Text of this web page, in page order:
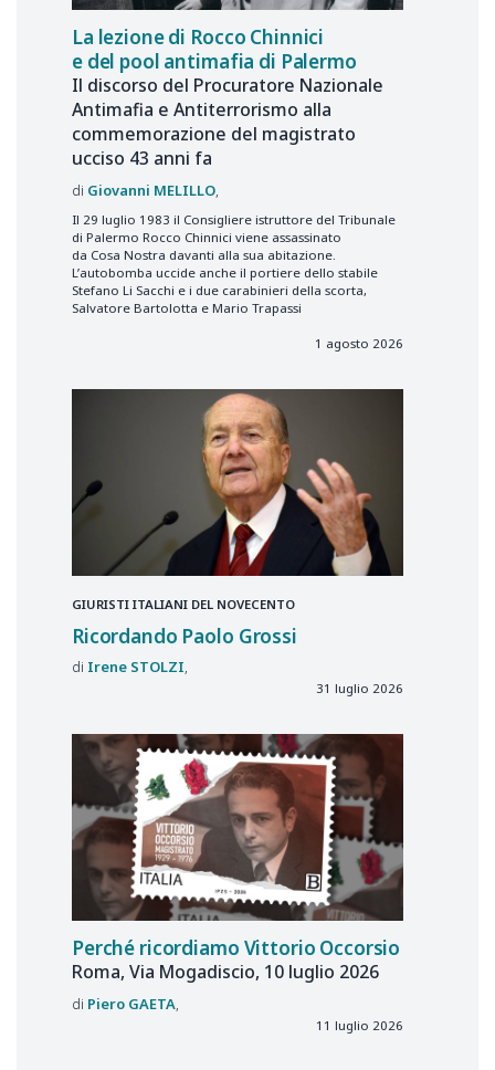
La lezione di Rocco Chinnici
e del pool antimafia di Palermo
Il discorso del Procuratore Nazionale
Antimafia e Antiterrorismo alla
commemorazione del magistrato
ucciso 43 anni fa
Giovanni MELILLO
Il 29 luglio 1983 il Consigliere istruttore del Tribunale
di Palermo Rocco Chinnici viene assassinato
da Cosa Nostra davanti alla sua abitazione.
L’autobomba uccide anche il portiere dello stabile
Stefano Li Sacchi e i due carabinieri della scorta,
Salvatore Bartolotta e Mario Trapassi
1 agosto 2026
GIURISTI ITALIANI DEL NOVECENTO
Ricordando Paolo Grossi
Irene STOLZI
31 luglio 2026
Perché ricordiamo Vittorio Occorsio
Roma, Via Mogadiscio, 10 luglio 2026
Piero GAETA
11 luglio 2026